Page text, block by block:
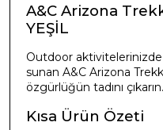
A&C Arizona
YEŞİL
Outdoor aktivitelerinizde
sunan A&C Arizona
özgürlüğün tadını çıkarın.
Kısa Ürün Özeti